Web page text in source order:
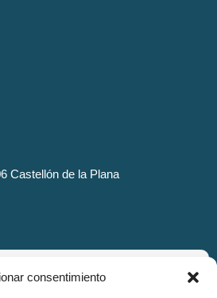
consentimiento
Castellón de la Plana